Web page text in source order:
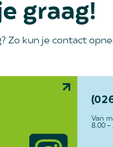
graag!
Zo kun je contact
Van
8.00 -